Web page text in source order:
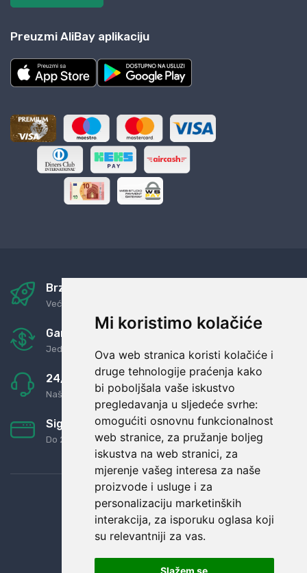
Mi koristimo kolačiće
Ova web stranica koristi kolačiće i
druge tehnologije praćenja kako
bi poboljšala vaše iskustvo
pregledavanja u sljedeće svrhe:
omogućiti osnovnu funkcionalnost
web stranice, za pružanje boljeg
iskustva na web stranici, za
mjerenje vašeg interesa za naše
proizvode i usluge i za
personalizaciju marketinških
interakcija, za isporuku oglasa koji
su relevantniji za vas.
Slažem se
Preuzmi AliBay aplikaciju
Brza i sigurna dostava
Već za nekoliko dana kod vas
Garancija u povrat novaca
Jednostavno pravilo: Roba za novac
24/7 odlična podrška
Naši agenti uvijek na raspolaganju
Sigurno obročno plaćanje
Do 24 rata bez kamata